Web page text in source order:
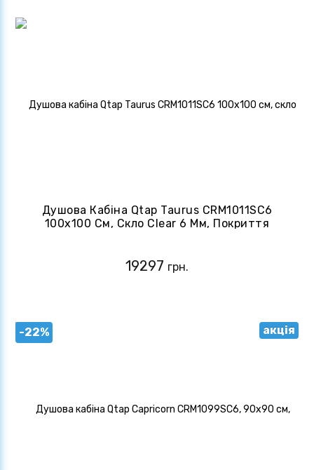
Душова Кабіна Qtap Taurus CRM1011SC6
100x100 См, Скло Clear 6 Мм, Покриття
19297 грн.
-22% акція